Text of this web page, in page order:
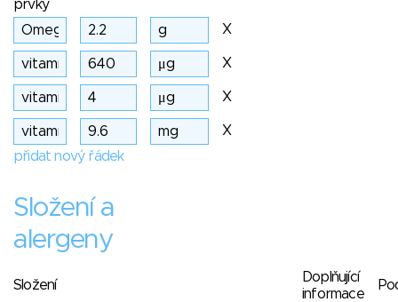
prvky
X
X
X
X
přidat nový řádek
Složení a
alergeny
Složení
Doplňující
informace